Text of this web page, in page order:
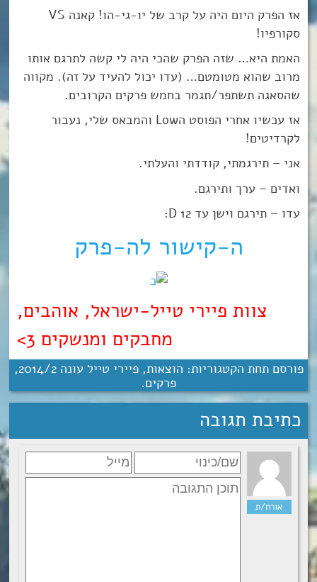
אז הפרק היום היה על קרב של יו-גי-הו! קאנה VS
סקורפיו!
האמת היא… שזה הפרק שהכי היה לי קשה לתרגם אותו
מרוב שהוא מטומטם… (עדו יכול להעיד על זה). מקווה
שהסאגה תשתפר/תגמר בחמש פרקים הקרובים.
אז עכשיו אחרי הפוסט הLow והמבאס שלי, נעבור
לקרדיטים!
אני – תירגמתי, קודדתי והעלתי.
ואדים – ערך ותירגם.
עדו – תירגם וישן עד 12 D:
ה-קישור לה-פרק
צוות פיירי טייל-ישראל, אוהבים,
מחבקים ומנשקים 3>
פורסם תחת הקטגוריות: הוצאות,פיירי טייל עונה 2‏/‎2014
,
פרקים.
כתיבת תגובה